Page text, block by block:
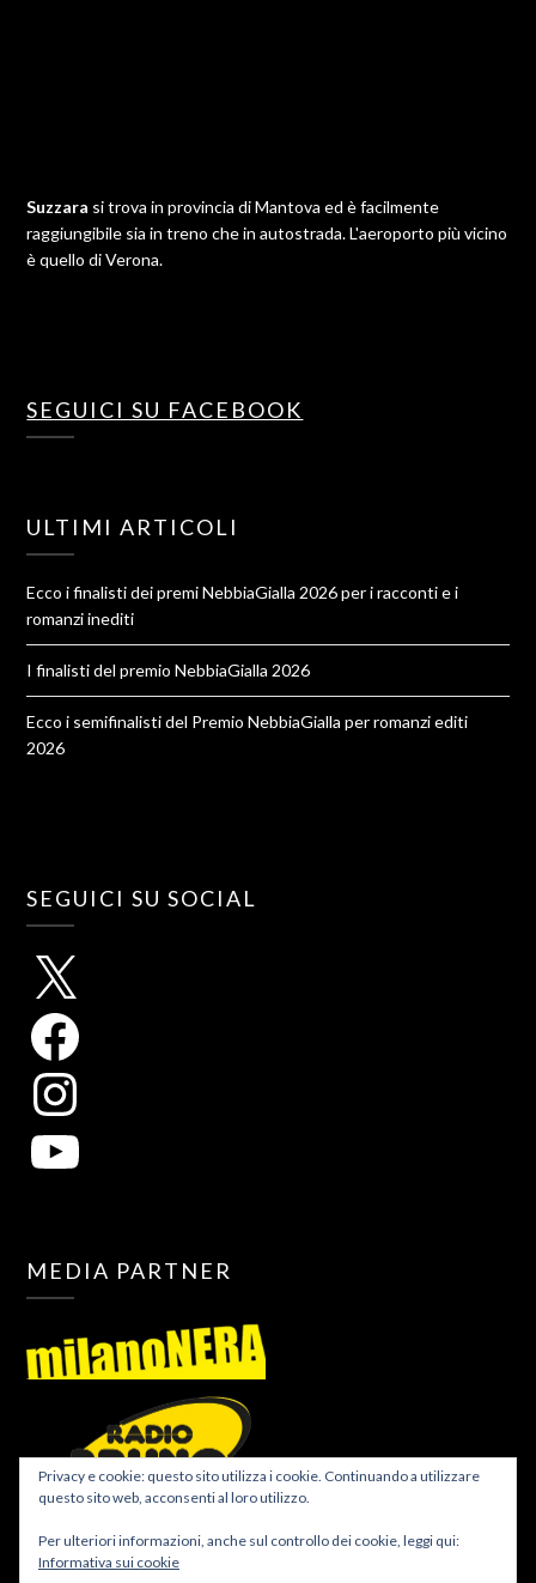
Suzzara si trova in provincia di Mantova ed è facilmente
raggiungibile sia in treno che in autostrada. L'aeroporto più vicino
è quello di Verona.
SEGUICI SU FACEBOOK
ULTIMI ARTICOLI
Ecco i finalisti dei premi NebbiaGialla 2026 per i racconti e i
romanzi inediti
I finalisti del premio NebbiaGialla 2026
Ecco i semifinalisti del Premio NebbiaGialla per romanzi editi
2026
SEGUICI SU SOCIAL
MEDIA PARTNER
Privacy e cookie: questo sito utilizza i cookie. Continuando a utilizzare
questo sito web, acconsenti al loro utilizzo.
Per ulteriori informazioni, anche sul controllo dei cookie, leggi qui:
Informativa sui cookie